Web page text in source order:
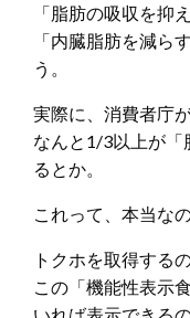
「脂肪の吸収を抑え
「内臓脂肪を減ら
う。
実際に、消費者庁
なんと1/3以上が「
るとか。
これって、本当な
トクホを取得する
この「機能性表示